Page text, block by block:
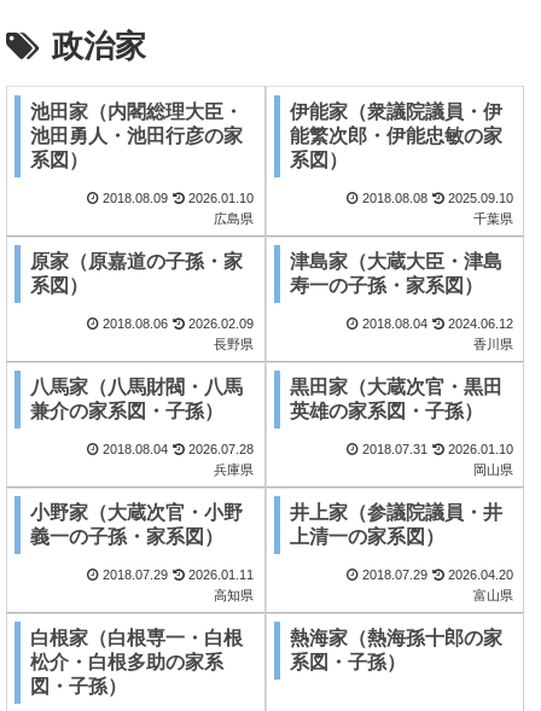
政治家
池田家（内閣総理大臣・
池田勇人・池田行彦の家
系図）
2018.08.09
2026.01.10
広島県
伊能家（衆議院議員・伊
能繁次郎・伊能忠敏の家
系図）
2018.08.08
2025.09.10
千葉県
原家（原嘉道の子孫・家
系図）
2018.08.06
2026.02.09
長野県
津島家（大蔵大臣・津島
寿一の子孫・家系図）
2018.08.04
2024.06.12
香川県
八馬家（八馬財閥・八馬
兼介の家系図・子孫）
2018.08.04
2026.07.28
兵庫県
黒田家（大蔵次官・黒田
英雄の家系図・子孫）
2018.07.31
2026.01.10
岡山県
小野家（大蔵次官・小野
義一の子孫・家系図）
2018.07.29
2026.01.11
高知県
井上家（参議院議員・井
上清一の家系図）
2018.07.29
2026.04.20
富山県
白根家（白根専一・白根
松介・白根多助の家系
図・子孫）
熱海家（熱海孫十郎の家
系図・子孫）